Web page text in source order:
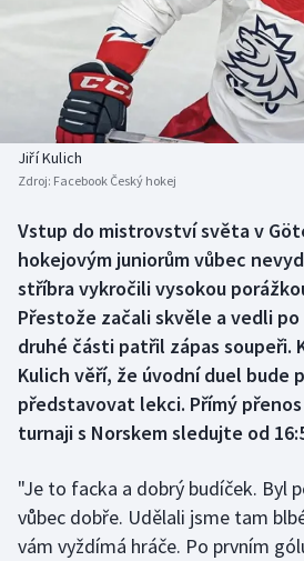
Baseball a softbal
Basketbal
Biatlon
Boby a skeleton
Box
Curling
Dostihy
Florbal
Futsal
Golf
Gymnastika
Soutěže
Historické návraty
Aplikace ČT sport
AZ kvíz
Jiří Kulich
Zdroj: Facebook Český hokej
Vstup do mistrovství světa v
hokejovým juniorům vůbec
stříbra vykročili vysokou
Přestože začali skvěle a vedli
druhé části patřil zápas soupeři.
Kulich věří, že úvodní duel bude
představovat lekci. Přímý
turnaji s Norskem sledujte od
"Je to facka a dobrý budíček. Byl
vůbec dobře. Udělali jsme tam
vám vyždímá hráče. Po prvním